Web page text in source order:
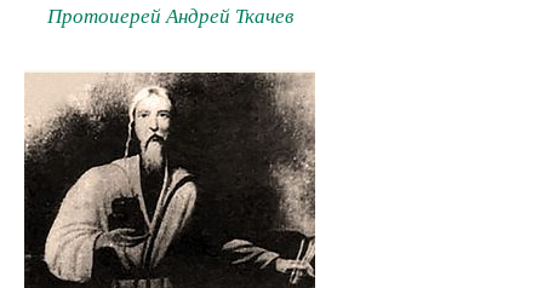
Протоиерей Андрей Ткачев